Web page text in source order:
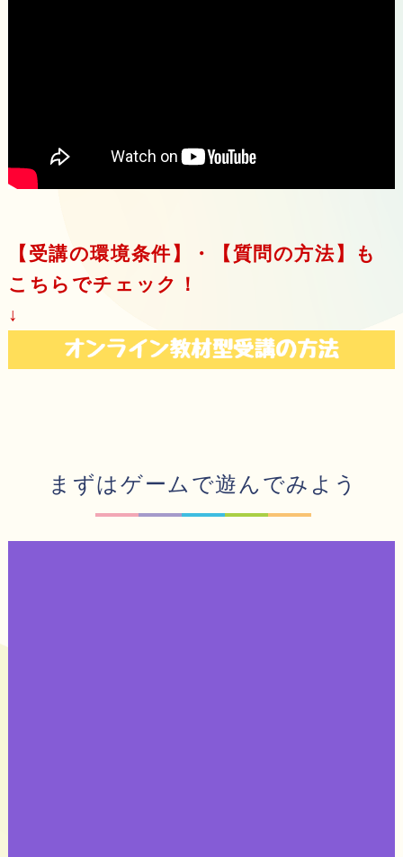
【受講の環境条件】・【質問の方法】も
こちらでチェック！
↓
まずはゲームで遊んでみよう